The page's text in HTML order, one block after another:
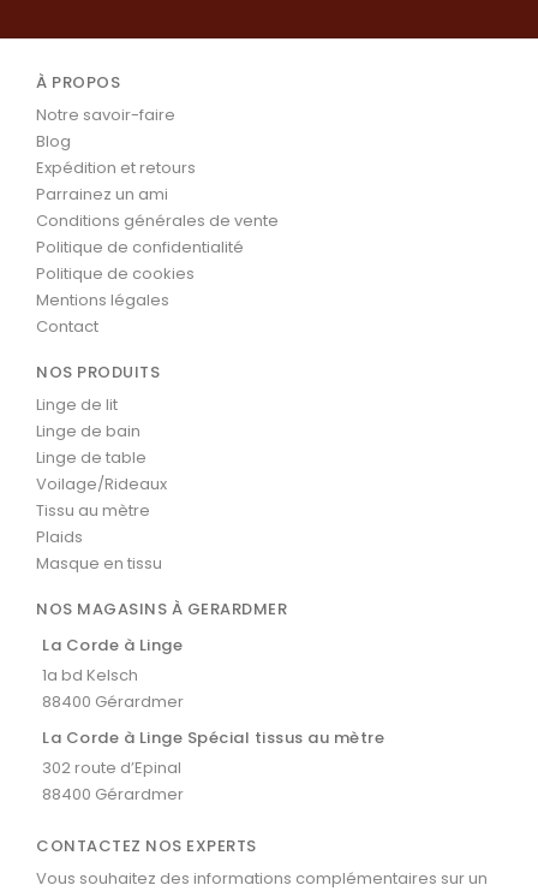
À PROPOS
Notre savoir-faire
Blog
Expédition et retours
Parrainez un ami
Conditions générales de vente
Politique de confidentialité
Politique de cookies
Mentions légales
Contact
NOS PRODUITS
Linge de lit
Linge de bain
Linge de table
Voilage/Rideaux
Tissu au mètre
Plaids
Masque en tissu
NOS MAGASINS À GERARDMER
La Corde à Linge
1a bd Kelsch
88400 Gérardmer
La Corde à Linge Spécial tissus au mètre
302 route d’Epinal
88400 Gérardmer
CONTACTEZ NOS EXPERTS
Vous souhaitez des informations complémentaires sur un